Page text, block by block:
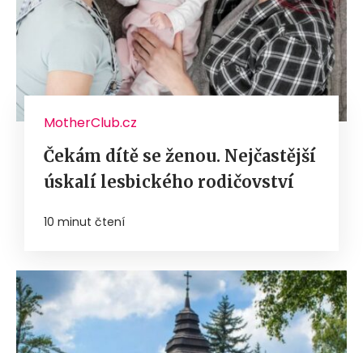
MotherClub.cz
Čekám dítě se ženou. Nejčastější
úskalí lesbického rodičovství
10 minut čtení